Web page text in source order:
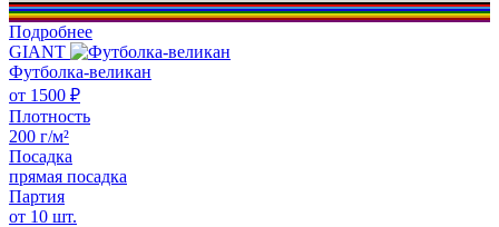
Подробнее
GIANT
Футболка-великан
от 1500 ₽
Плотность
200 г/м²
Посадка
прямая посадка
Партия
от 10 шт.